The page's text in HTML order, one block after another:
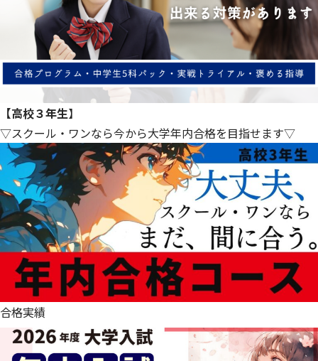
【高校３年生】
▽スクール・ワンなら今から大学年内合格を目指せます▽
合格実績